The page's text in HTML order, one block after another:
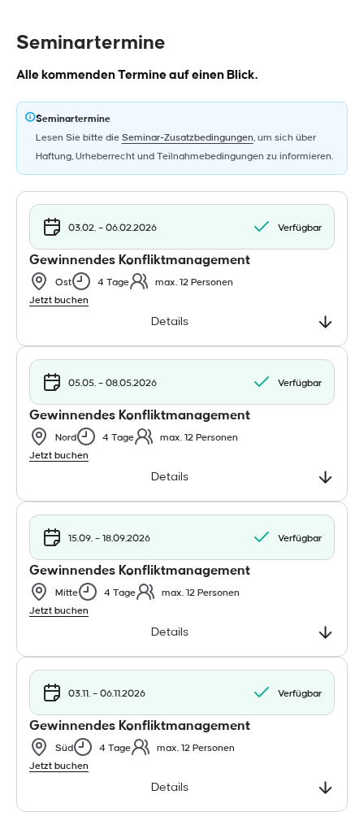
Seminartermine
Alle kommenden Termine auf einen Blick.
Seminartermine
Lesen Sie bitte die Seminar-Zusatzbedingungen, um sich über
Haftung, Urheberrecht und Teilnahmebedingungen zu informieren.
03.02. – 06.02.2026 Verfügbar
Gewinnendes Konfliktmanagement
Ost 4 Tage max. 12 Personen
Details
Jetzt buchen
05.05. – 08.05.2026 Verfügbar
Gewinnendes Konfliktmanagement
Nord 4 Tage max. 12 Personen
Details
Jetzt buchen
15.09. – 18.09.2026 Verfügbar
Gewinnendes Konfliktmanagement
Mitte 4 Tage max. 12 Personen
Details
Jetzt buchen
03.11. – 06.11.2026 Verfügbar
Gewinnendes Konfliktmanagement
Süd 4 Tage max. 12 Personen
Details
Jetzt buchen